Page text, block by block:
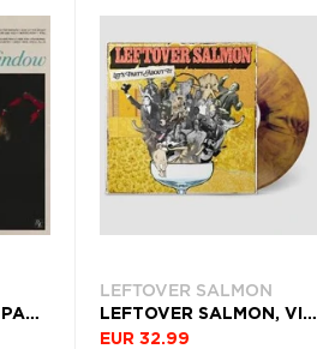
RUSTON KELLY, CD PALE, THROUGH THE WINDOW
LEFTOVER SALMON
LEFTOVER SALMON, VINYL LET'S PARTY ABOUT IT
EUR 32.99